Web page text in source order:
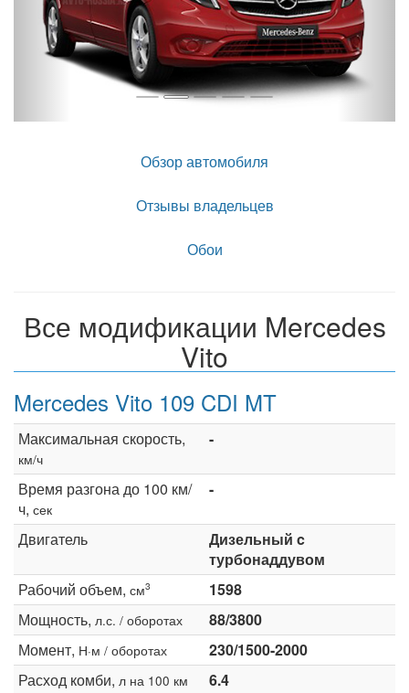
Обзор автомобиля
Отзывы владельцев
Обои
Все модификации Mercedes
Vito
Mercedes Vito 109 CDI MT
Максимальная скорость,
км/ч
-
Время разгона до 100 км/
ч, сек
-
Двигатель
Дизельный c
турбонаддувом
Рабочий объем, см3
1598
Мощность, л.с. / оборотах
88/3800
Момент, Н·м / оборотах
230/1500-2000
Расход комби, л на 100 км
6.4